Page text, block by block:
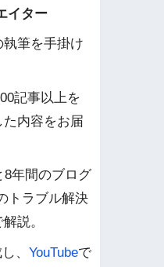
イター
筆を手掛け
記事以上を
内容をお届
8年間のブログ
トラブル解決
説。
、 YouTubeで